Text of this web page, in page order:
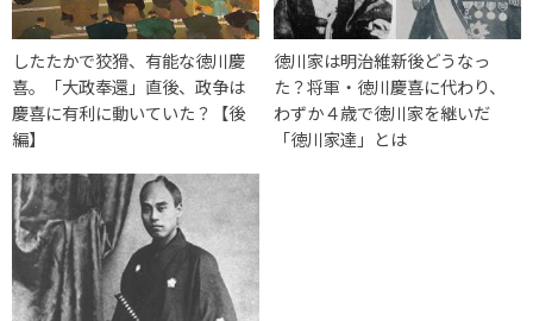
したたかで狡猾、有能な徳川慶
喜。「大政奉還」直後、政争は
慶喜に有利に動いていた？【後
編】
徳川家は明治維新後どうなっ
た？将軍・徳川慶喜に代わり、
わずか４歳で徳川家を継いだ
「徳川家達」とは